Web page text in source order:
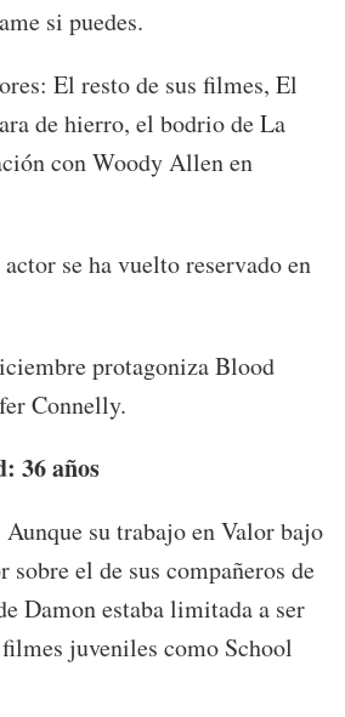
si puedes.
El resto de sus filmes, El
de hierro, el bodrio de La
con Woody Allen en
se ha vuelto reservado en
protagoniza Blood
Connelly.
36 años
su trabajo en Valor bajo
sobre el de sus compañeros de
Damon estaba limitada a ser
juveniles como School